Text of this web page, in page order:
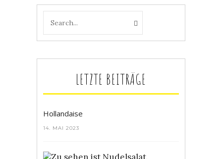
LETZTE BEITRÄGE
Hollandaise
14. MAI 2023